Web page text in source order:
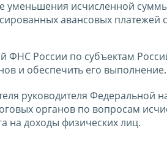
уменьшения исчисленной
авансовых платежей
ФНС России по субъектам
и обеспечить его выполнение.
руководителя Федеральной
органов по вопросам
на доходы физических лиц.